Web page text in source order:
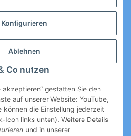
Konfigurieren
Ablehnen
Co nutzen
akzeptieren“ gestatten Sie den
auf unserer Website: YouTube,
können die Einstellung jederzeit
Icon links unten). Weitere Details
und in unserer
widerrufen